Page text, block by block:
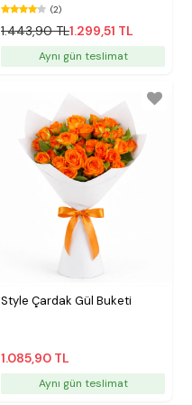
(2)
1.443,90 TL1.299,51 TL
Aynı gün teslimat
Style Çardak Gül Buketi
1.085,90 TL
Aynı gün teslimat